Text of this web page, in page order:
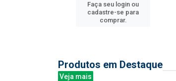
Faça seu login ou
cadastre-se para
comprar.
Produtos em Destaque
Veja mais